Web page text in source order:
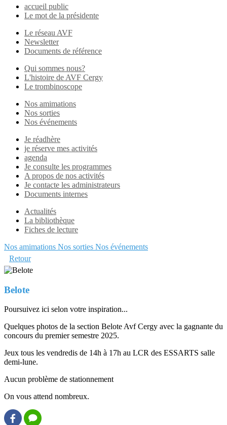
accueil public
Le mot de la présidente
Le réseau AVF
Newsletter
Documents de référence
Qui sommes nous?
L'histoire de AVF Cergy
Le trombinoscope
Nos amimations
Nos sorties
Nos événements
Je réadhère
je réserve mes activités
agenda
Je consulte les programmes
A propos de nos activités
Je contacte les administrateurs
Documents internes
Actualités
La bibliothèque
Fiches de lecture
Nos amimations Nos sorties Nos événements
Retour
Belote
Poursuivez ici selon votre inspiration...
Quelques photos de la section Belote Avf Cergy avec la gagnante du
concours du premier semestre 2025.
Jeux tous les vendredis de 14h à 17h au LCR des ESSARTS salle
demi-lune.
Aucun problème de stationnement
On vous attend nombreux.